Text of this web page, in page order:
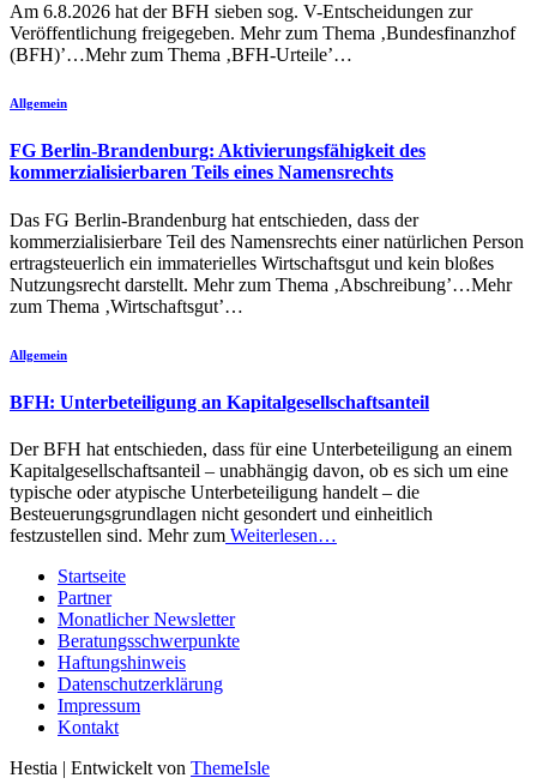
Am 6.8.2026 hat der BFH sieben sog. V-Entscheidungen zur
Veröffentlichung freigegeben. Mehr zum Thema ‚Bundesfinanzhof
(BFH)’…Mehr zum Thema ‚BFH-Urteile’…
Allgemein
FG Berlin-Brandenburg: Aktivierungsfähigkeit des
kommerzialisierbaren Teils eines Namensrechts
Das FG Berlin-Brandenburg hat entschieden, dass der
kommerzialisierbare Teil des Namensrechts einer natürlichen Person
ertragsteuerlich ein immaterielles Wirtschaftsgut und kein bloßes
Nutzungsrecht darstellt. Mehr zum Thema ‚Abschreibung’…Mehr
zum Thema ‚Wirtschaftsgut’…
Allgemein
BFH: Unterbeteiligung an Kapitalgesellschaftsanteil
Der BFH hat entschieden, dass für eine Unterbeteiligung an einem
Kapitalgesellschaftsanteil – unabhängig davon, ob es sich um eine
typische oder atypische Unterbeteiligung handelt – die
Besteuerungsgrundlagen nicht gesondert und einheitlich
festzustellen sind. Mehr zum Weiterlesen…
Startseite
Partner
Monatlicher Newsletter
Beratungsschwerpunkte
Haftungshinweis
Datenschutzerklärung
Impressum
Kontakt
Hestia | Entwickelt von ThemeIsle